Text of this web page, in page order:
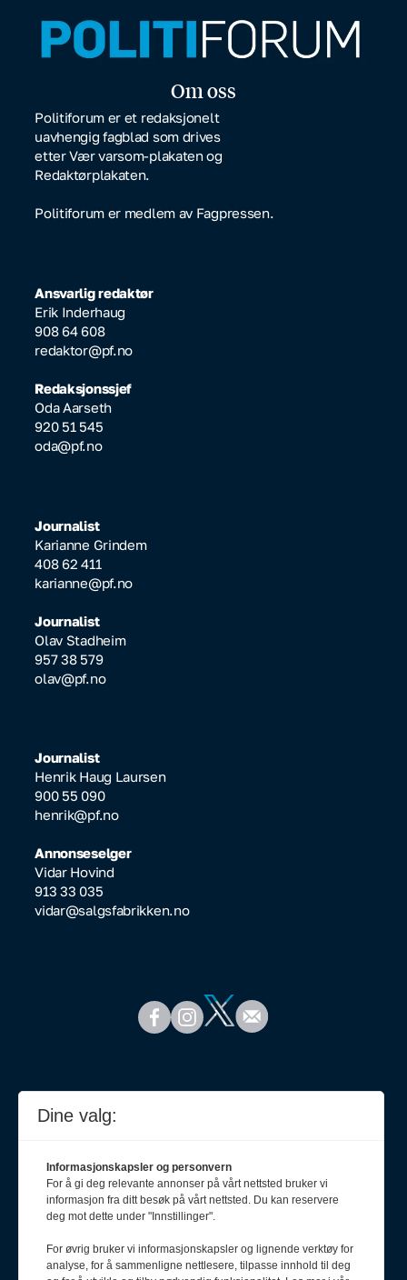
Om oss
Politiforum er et redaksjonelt
uavhengig fagblad som drives
etter Vær varsom-plakaten og
Redaktørplakaten.
Politiforum er medlem av Fagpressen.
Ansvarlig redaktør
Erik Inderhaug
908 64 608
redaktor@pf.no
Redaksjonssjef
Oda Aarseth
920 51 545
oda@pf.no
Journalist
Karianne Grindem
408 62 411
karianne@pf.no
Journalist
Olav Stadheim
957 38 579
olav@pf.no
Journalist
Henrik Haug Laursen
900 55 090
henrik@pf.no
Annonseselger
Vidar Hovind
913 33 035
vidar@salgsfabrikken.no
Meld deg på nyhetsbrev
Dine valg:
Informasjonskapsler og personvern
For å gi deg relevante annonser på vårt nettsted bruker vi
informasjon fra ditt besøk på vårt nettsted. Du kan reservere
deg mot dette under "Innstillinger".
For øvrig bruker vi informasjonskapsler og lignende verktøy for
analyse, for å sammenligne nettlesere, tilpasse innhold til deg